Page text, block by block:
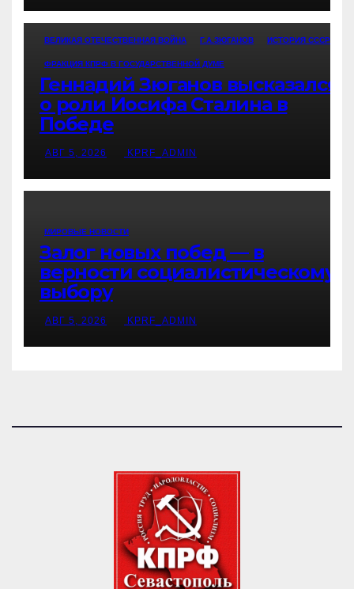
ВЕЛИКАЯ ОТЕЧЕСТВЕННАЯ ВОЙНА Г.А.ЗЮГАНОВ ИСТОРИЯ СССР
ФРАКЦИЯ КПРФ В ГОСУДАРСТВЕННОЙ ДУМЕ
Геннадий Зюганов высказался
о роли Иосифа Сталина в
Победе
АВГ 5, 2026 KPRF_ADMIN
МИРОВЫЕ НОВОСТИ
Залог новых побед — в
верности социалистическому
выбору
АВГ 5, 2026 KPRF_ADMIN